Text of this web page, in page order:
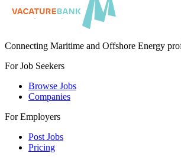
Connecting Maritime and Offshore Energy
For Job Seekers
Browse Jobs
Companies
For Employers
Post Jobs
Pricing